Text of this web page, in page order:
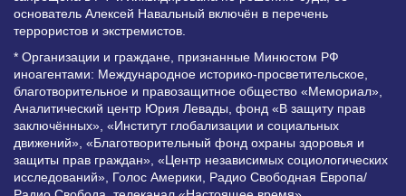
основатель Алексей Навальный включён в перечень
террористов и экстремистов.
* Организации и граждане, признанные Минюстом РФ
иноагентами: Международное историко-просветительское,
благотворительное и правозащитное общество «Мемориал»,
Аналитический центр Юрия Левады, фонд «В защиту прав
заключённых», «Институт глобализации и социальных
движений», «Благотворительный фонд охраны здоровья и
защиты прав граждан», «Центр независимых социологических
исследований», Голос Америки, Радио Свободная Европа/